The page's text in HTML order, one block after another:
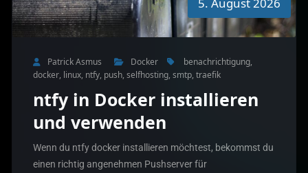
Patrick Asmus Docker benachrichtigung,
docker, linux, ntfy, push, selfhosting, smtp, traefik
ntfy in Docker installieren
und verwenden
Wenn du ntfy docker installieren möchtest, bekommst du
einen richtig angenehmen Pushserver für